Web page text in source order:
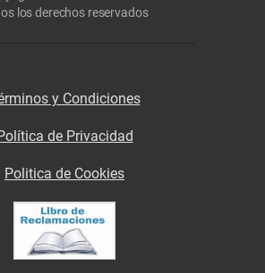
los derechos reservados
y Condiciones
de Privacidad
Politica de Cookies